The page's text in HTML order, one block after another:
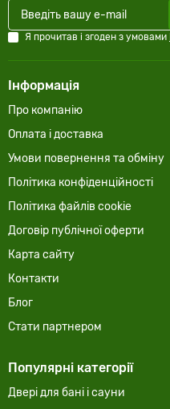
Я прочитав і згоден з умовами
Інформація
Про компанію
Оплата і доставка
Умови повернення та обміну
Політика конфіденційності
Політика файлів cookie
Договір публічної оферти
Карта сайту
Контакти
Блог
Стати партнером
Популярні категорії
Двері для бані і сауни